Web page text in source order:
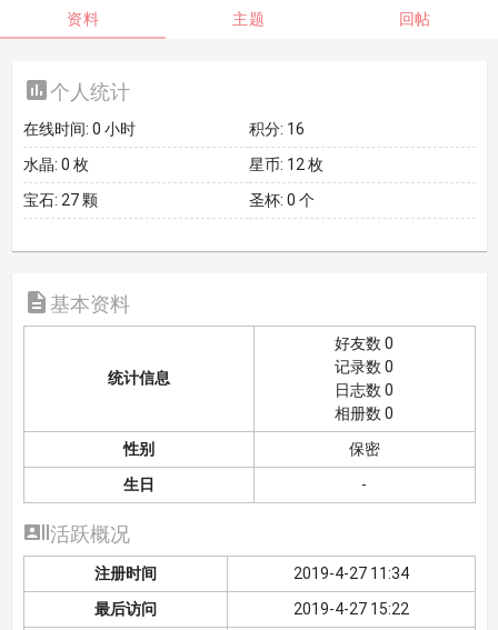
资料 主题 回帖
个人统计
在线时间: 0 小时 积分: 16
水晶: 0 枚 星币: 12 枚
宝石: 27 颗 圣杯: 0 个
 基本资料
统计信息
好友数 0
记录数 0
日志数 0
相册数 0
性别
保密
生日
-
活跃概况
注册时间
2019-4-27 11:34
最后访问
2019-4-27 15:22